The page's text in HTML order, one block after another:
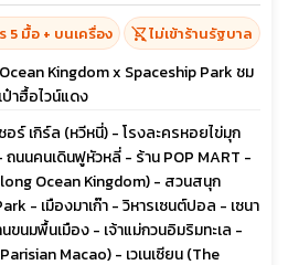
5 มื้อ + บนเครื่อง shopping_cart_offไม่เข้าร้านรัฐบาล
Kingdom x Spaceship Park ชม
ป๋าฮื้อไวน์แดง
อร์ เกิร์ล (หวีหนี่) - โรงละครหอยไข่มุก
นนคนเดินฟูหัวหลี่ - ร้าน POP MART -
Ocean Kingdom) - สวนสนุก
- เมืองมาเก๊า - วิหารเซนต์ปอล - เซนา
ขนมพื้นเมือง - เจ้าแม่กวนอิมริมทะเล -
Macao) - เวเนเซียน (The